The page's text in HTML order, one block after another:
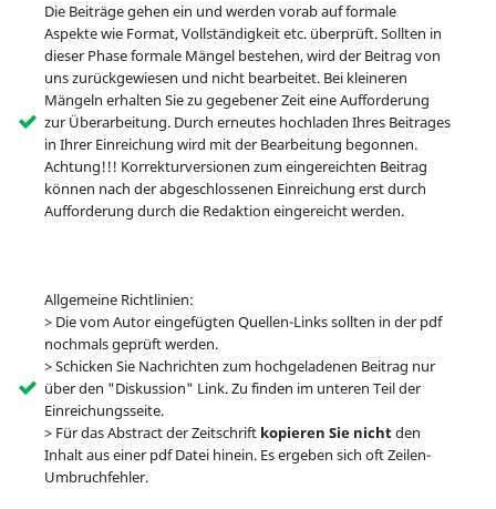
Die Beiträge gehen ein und werden vorab auf formale
Aspekte wie Format, Vollständigkeit etc. überprüft. Sollten in
dieser Phase formale Mängel bestehen, wird der Beitrag von
uns zurückgewiesen und nicht bearbeitet. Bei kleineren
Mängeln erhalten Sie zu gegebener Zeit eine Aufforderung
zur Überarbeitung. Durch erneutes hochladen Ihres Beitrages
in Ihrer Einreichung wird mit der Bearbeitung begonnen.
Achtung!!! Korrekturversionen zum eingereichten Beitrag
können nach der abgeschlossenen Einreichung erst durch
Aufforderung durch die Redaktion eingereicht werden.
Allgemeine Richtlinien:
> Die vom Autor eingefügten Quellen-Links sollten in der pdf
nochmals geprüft werden.
> Schicken Sie Nachrichten zum hochgeladenen Beitrag nur
über den "Diskussion" Link. Zu finden im unteren Teil der
Einreichungsseite.
> Für das Abstract der Zeitschrift kopieren Sie nichtden
Inhalt aus einer pdf Datei hinein. Es ergeben sich oft Zeilen-
Umbruchfehler.